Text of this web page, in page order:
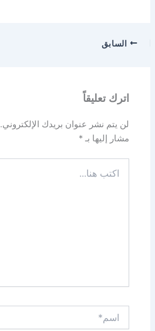
السابق
اترك تعليقاً
لن يتم نشر عنوان بريدك الإلكتروني.
مشار إليها بـ*
هنا...